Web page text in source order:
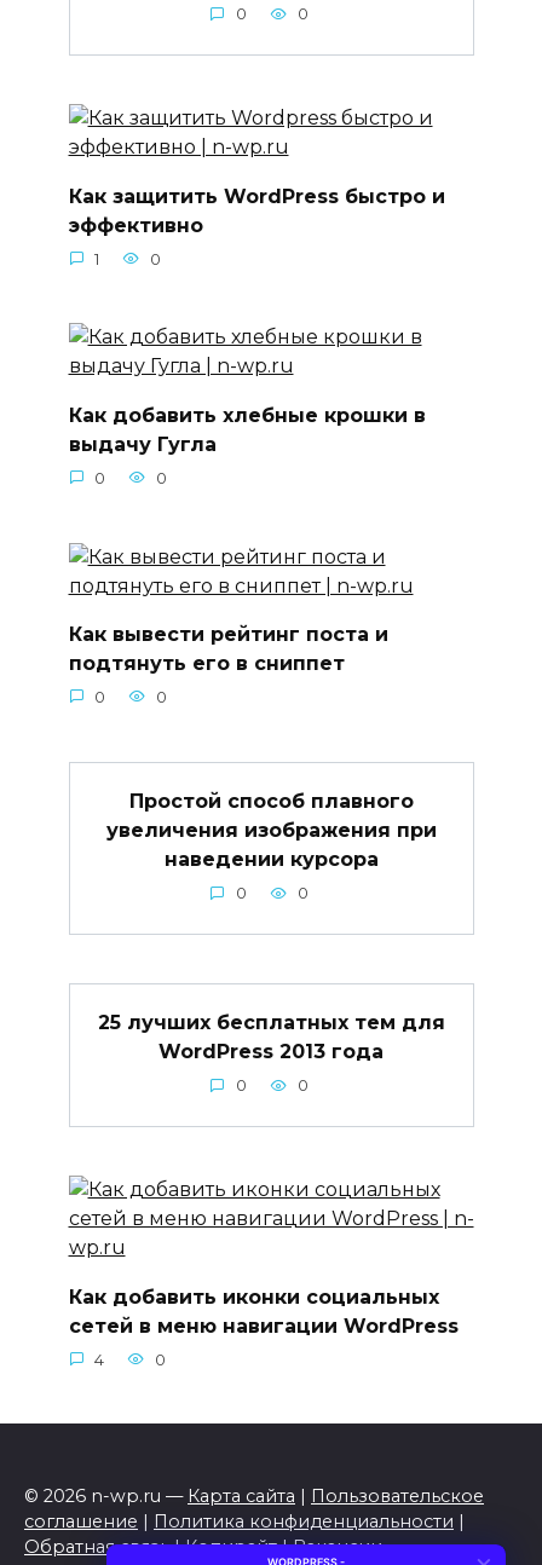
0 0
Как защитить WordPress быстро и
эффективно
1 0
Как добавить хлебные крошки в
выдачу Гугла
0 0
Как вывести рейтинг поста и
подтянуть его в сниппет
0 0
Простой способ плавного
увеличения изображения при
наведении курсора
0 0
25 лучших бесплатных тем для
WordPress 2013 года
0 0
Как добавить иконки социальных
сетей в меню навигации WordPress
4 0
© 2026 n-wp.ru — Карта сайта
Пользовательское
соглашение
Политика конфиденциальности
Обратная связь|Копирайт|Вакансии
WORDPRESS -